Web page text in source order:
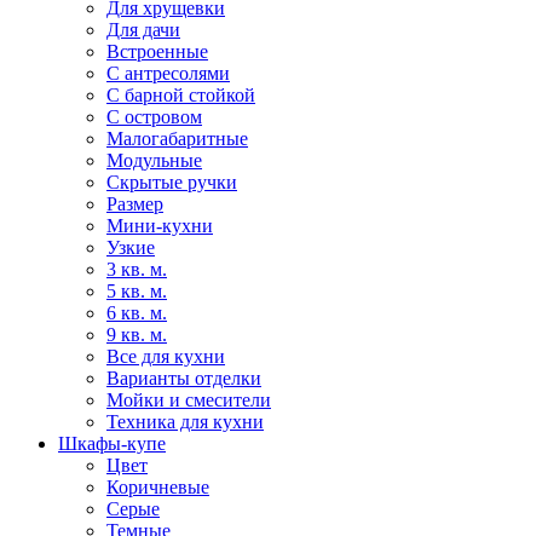
Для хрущевки
Для дачи
Встроенные
С антресолями
С барной стойкой
С островом
Малогабаритные
Модульные
Скрытые ручки
Размер
Мини-кухни
Узкие
3 кв. м.
5 кв. м.
6 кв. м.
9 кв. м.
Все для кухни
Варианты отделки
Мойки и смесители
Техника для кухни
Шкафы-купе
Цвет
Коричневые
Серые
Темные